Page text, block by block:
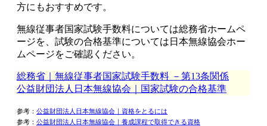
方にもおすすめです。
無線従事者国家試験手数料については総務省ホームペ
ージを、試験の合格基準については日本無線協会ホー
ムページをご確認ください。
総務省｜無線従事者国家試験手数料 －第13条関係
公益財団法人日本無線協会｜国家試験の合格基準
参考： 公益財団法人日本無線協会｜資格をとるには
参考： 公益財団法人日本無線協会｜養成課程で取得できる資格